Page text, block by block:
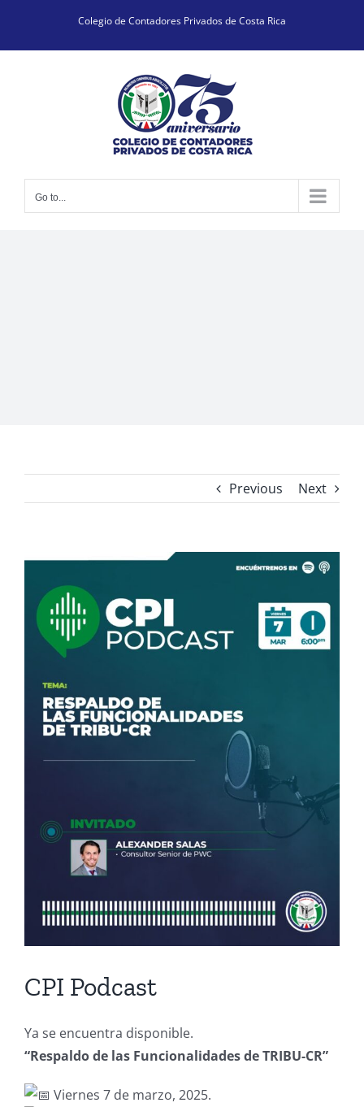
content
Colegio de Contadores Privados de Costa Rica
Go to...
Previous Next
View
Larger
Image
CPI Podcast
Ya se encuentra disponible.
“Respaldo de las Funcionalidades de TRIBU-CR”
Viernes 7 de marzo, 2025.